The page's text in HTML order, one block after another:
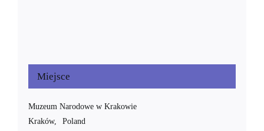
Miejsce
Muzeum Narodowe w Krakowie
Kraków,
Poland